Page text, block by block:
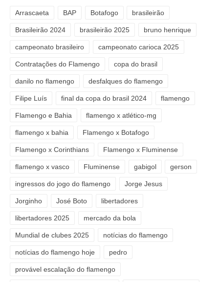
Arrascaeta BAP Botafogo brasileirão
Brasileirão 2024 brasileirão 2025 bruno henrique
campeonato brasileiro campeonato carioca 2025
Contratações do Flamengo copa do brasil
danilo no flamengo desfalques do flamengo
Filipe Luís final da copa do brasil 2024 flamengo
Flamengo e Bahia flamengo x atlético-mg
flamengo x bahia Flamengo x Botafogo
Flamengo x Corinthians Flamengo x Fluminense
flamengo x vasco Fluminense gabigol gerson
ingressos do jogo do flamengo Jorge Jesus
Jorginho José Boto libertadores
libertadores 2025 mercado da bola
Mundial de clubes 2025 notícias do flamengo
notícias do flamengo hoje pedro
provável escalação do flamengo